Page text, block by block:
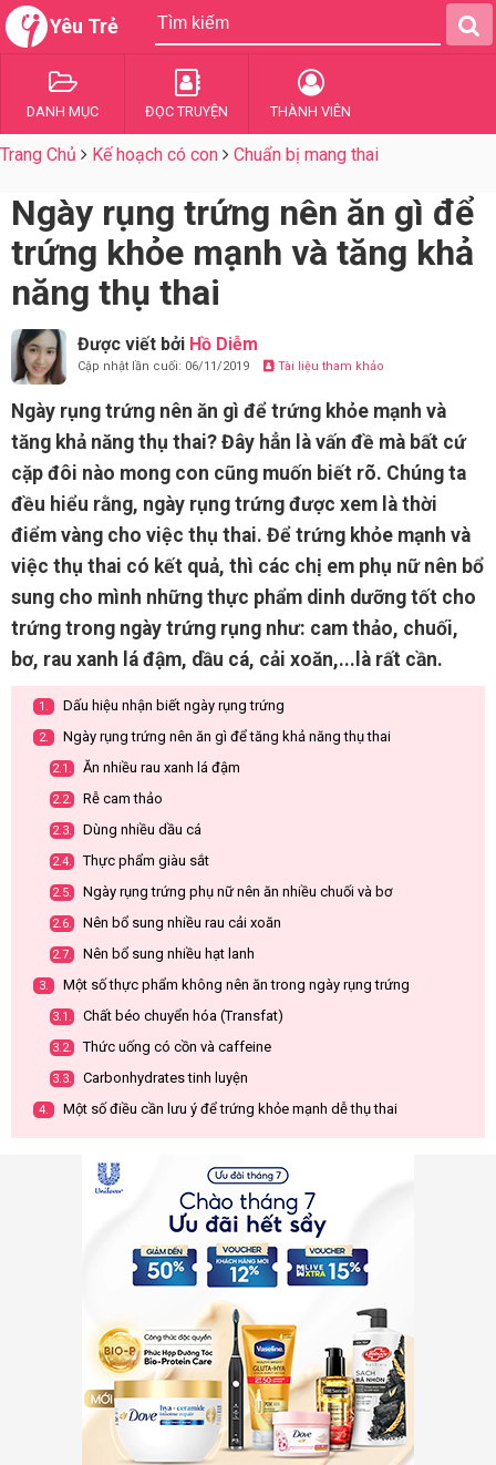
Yêu Trẻ
DANH MỤC ĐỌC TRUYỆN THÀNH VIÊN
Trang Chủ Kế hoạch có con Chuẩn bị mang thai
Ngày rụng trứng nên ăn gì để
trứng khỏe mạnh và tăng khả
năng thụ thai
Được viết bởi Hồ Diễm
Cập nhật lần cuối: 06/11/2019 Tài liệu tham khảo
Ngày rụng trứng nên ăn gì để trứng khỏe mạnh và
tăng khả năng thụ thai? Đây hẳn là vấn đề mà bất cứ
cặp đôi nào mong con cũng muốn biết rõ. Chúng ta
đều hiểu rằng, ngày rụng trứng được xem là thời
điểm vàng cho việc thụ thai. Để trứng khỏe mạnh và
việc thụ thai có kết quả, thì các chị em phụ nữ nên bổ
sung cho mình những thực phẩm dinh dưỡng tốt cho
trứng trong ngày trứng rụng như: cam thảo, chuối,
bơ, rau xanh lá đậm, dầu cá, cải xoăn,...là rất cần.
1. Dấu hiệu nhận biết ngày rụng trứng
2. Ngày rụng trứng nên ăn gì để tăng khả năng thụ thai
2.1. Ăn nhiều rau xanh lá đậm
2.2. Rễ cam thảo
2.3. Dùng nhiều dầu cá
2.4. Thực phẩm giàu sắt
2.5. Ngày rụng trứng phụ nữ nên ăn nhiều chuối và bơ
2.6. Nên bổ sung nhiều rau cải xoăn
2.7. Nên bổ sung nhiều hạt lanh
3. Một số thực phẩm không nên ăn trong ngày rụng trứng
3.1. Chất béo chuyển hóa (Transfat)
3.2. Thức uống có cồn và caffeine
3.3. Carbonhydrates tinh luyện
4. Một số điều cần lưu ý để trứng khỏe mạnh dễ thụ thai